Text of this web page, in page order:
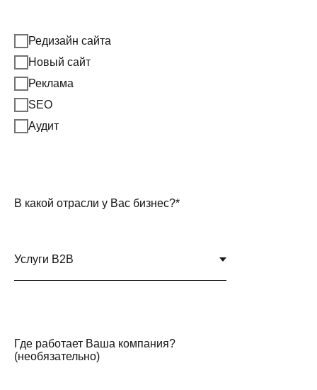
Редизайн сайта
Новый сайт
Реклама
SEO
Аудит
В какой отрасли у Вас бизнес?*
Где работает Ваша компания?
(необязательно)